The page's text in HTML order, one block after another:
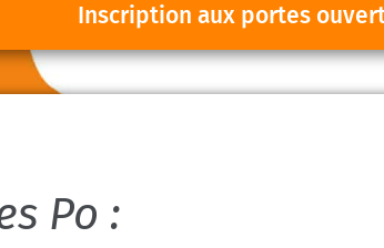
Inscription aux portes
Po :